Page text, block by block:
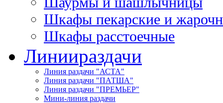
Шкафы пекарские и
Шкафы расстоечные
Линиираздачи
Линия раздачи "АСТА"
Линия раздачи "ПАТША"
Линия раздачи "ПРЕМЬЕР"
Мини-линия раздачи